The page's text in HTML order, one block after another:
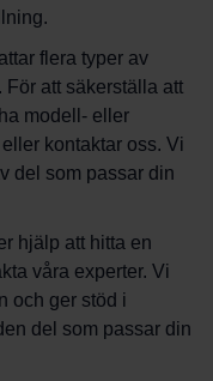
flera typer av
att säkerställa att
modell- eller
kontaktar oss. Vi
del som passar din
hjälp att hitta en
våra experter. Vi
och ger stöd i
del som passar din